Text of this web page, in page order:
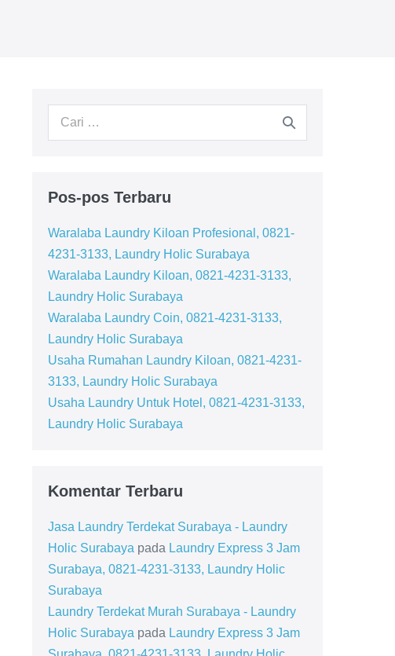
Pencarian
Pos-pos Terbaru
Waralaba Laundry Kiloan Profesional, 0821-
4231-3133, Laundry Holic Surabaya
Waralaba Laundry Kiloan, 0821-4231-3133,
Laundry Holic Surabaya
Waralaba Laundry Coin, 0821-4231-3133,
Laundry Holic Surabaya
Usaha Rumahan Laundry Kiloan, 0821-4231-
3133, Laundry Holic Surabaya
Usaha Laundry Untuk Hotel, 0821-4231-3133,
Laundry Holic Surabaya
Komentar Terbaru
Jasa Laundry Terdekat Surabaya - Laundry
Holic Surabaya pada Laundry Express 3 Jam
Surabaya, 0821-4231-3133, Laundry Holic
Surabaya
Laundry Terdekat Murah Surabaya - Laundry
Holic Surabaya pada Laundry Express 3 Jam